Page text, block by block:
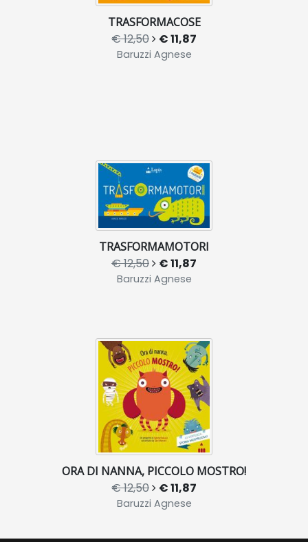
TRASFORMACOSE
€ 12,50 € 11,87
Baruzzi Agnese
TRASFORMAMOTORI
€ 12,50 € 11,87
Baruzzi Agnese
ORA DI NANNA, PICCOLO MOSTRO!
€ 12,50 € 11,87
Baruzzi Agnese